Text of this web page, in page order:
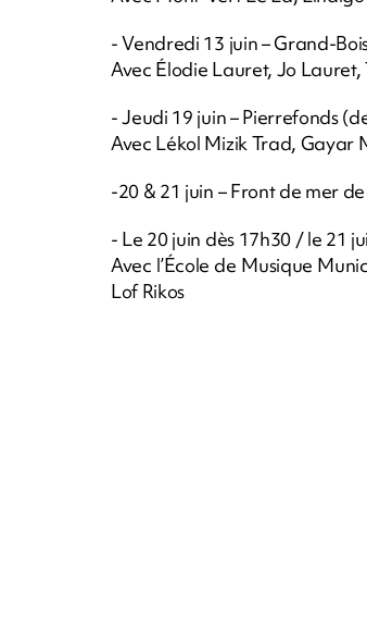
- Vendredi 13 juin – Grand-
Avec Élodie Lauret, Jo
- Jeudi 19 juin – Pierrefonds
Avec Lékol Mizik Trad, Gayar
-20 & 21 juin – Front de mer
- Le 20 juin dès 17h30 / le 21
Avec l’École de Musique
Lof Rikos